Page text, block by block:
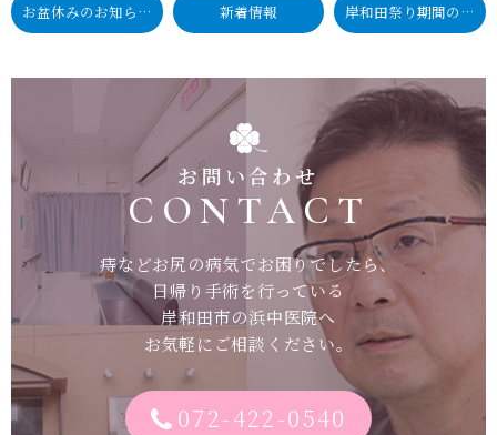
お盆休みのお知らせ 新着情報 岸和田祭り期間の休診のお知らせ
お問い合わせ
CONTACT
痔などお尻の病気でお困りでしたら、
日帰り手術を行っている
岸和田市の浜中医院へ
お気軽にご相談ください。
072-422-0540